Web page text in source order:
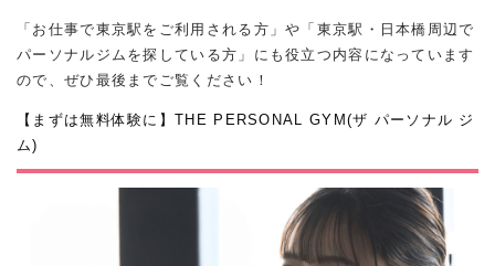
「お仕事で東京駅をご利用される方」や「東京駅・日本橋周辺で
パーソナルジムを探している方」にも役立つ内容になっています
ので、ぜひ最後までご覧ください！
【まずは無料体験に】THE PERSONAL GYM(ザ パーソナル ジ
ム)